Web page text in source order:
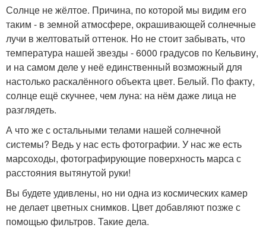
Солнце не жёлтое. Причина, по которой мы видим его
таким - в земной атмосфере, окрашивающей солнечные
лучи в желтоватый оттенок. Но не стоит забывать, что
температура нашей звезды - 6000 градусов по Кельвину,
и на самом деле у неё единственный возможный для
настолько раскалённого объекта цвет. Белый. По факту,
солнце ещё скучнее, чем луна: на нём даже лица не
разглядеть.
А что же с остальными телами нашей солнечной
системы? Ведь у нас есть фотографии. У нас же есть
марсоходы, фотографирующие поверхность марса с
расстояния вытянутой руки!
Вы будете удивлены, но ни одна из космических камер
не делает цветных снимков. Цвет добавляют позже с
помощью фильтров. Такие дела.